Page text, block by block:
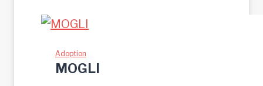
Adoption
MOGLI